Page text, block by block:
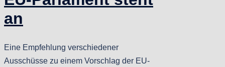
an
Eine Empfehlung verschiedener
Ausschüsse zu einem Vorschlag der EU-